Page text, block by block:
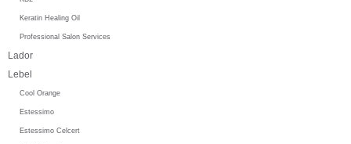
Keratin Healing Oil
Professional Salon Services
Lador
Lebel
Cool Orange
Estessimo
Estessimo Celcert